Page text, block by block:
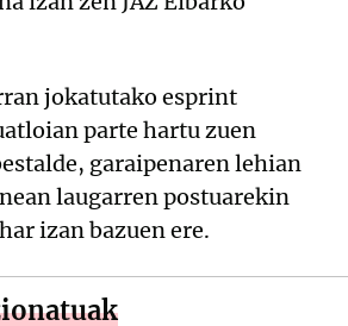
jokatutako esprint
parte hartu zuen
garaipenaren lehian
laugarren postuarekin
izan bazuen ere.